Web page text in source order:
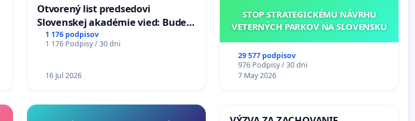
Otvorený list predsedovi
Slovenskej akadémie vied: Bude
mať Vízia Slovenska 2040 mravnú
chrbticu?
1 176 podpisov
1 176 Podpisy / 30 dni
16 Jul 2026
STOP STRATEGICKÉMU NÁVRHU
VETERNÝCH PARKOV NA SLOVENSKU
29 577 podpisov
976 Podpisy / 30 dni
7 May 2026